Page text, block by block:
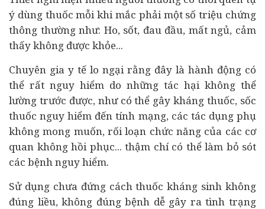
ý dùng thuốc mỗi khi mắc phải một số triệu chứng
thông thường như: Ho, sốt, đau đầu, mất ngủ, cảm
thấy không được khỏe...
Chuyên gia y tế lo ngại rằng đây là hành động có
thể rất nguy hiểm do những tác hại không thể
lường trước được, như có thể gây kháng thuốc, sốc
thuốc nguy hiểm đến tính mạng, các tác dụng phụ
không mong muốn, rối loạn chức năng của các cơ
quan không hồi phục... thậm chí có thể làm bỏ sót
các bệnh nguy hiểm.
Sử dụng chưa đứng cách thuốc kháng sinh không
đúng liều, không đúng bệnh dễ gây ra tình trạng